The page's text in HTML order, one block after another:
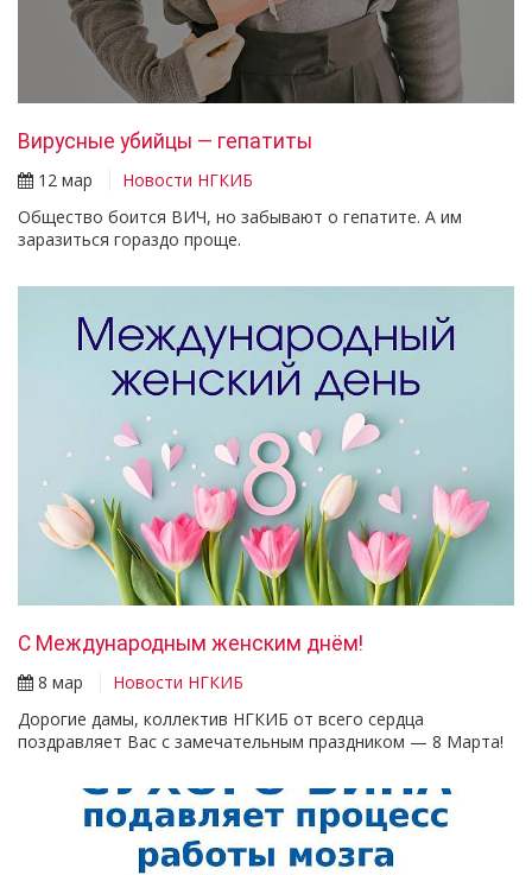
Вирусные убийцы — гепатиты
12 мар
Новости НГКИБ
Общество боится ВИЧ, но забывают о гепатите. А им
заразиться гораздо проще.
С Международным женским днём!
8 мар
Новости НГКИБ
Дорогие дамы, коллектив НГКИБ от всего сердца
поздравляет Вас с замечательным праздником — 8 Марта!